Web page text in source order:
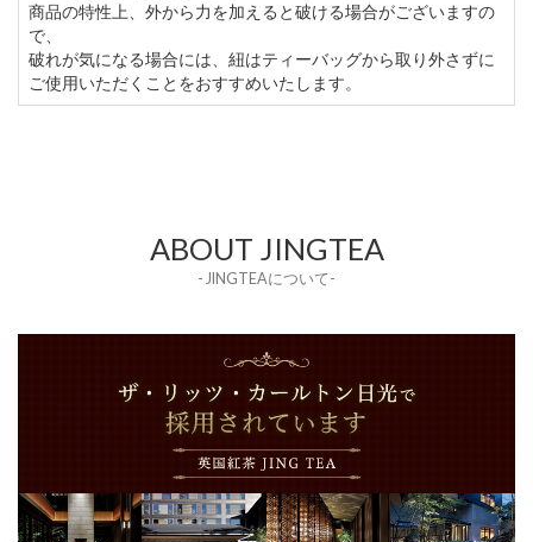
商品の特性上、外から力を加えると破ける場合がございますの
で、
破れが気になる場合には、紐はティーバッグから取り外さずに
ご使用いただくことをおすすめいたします。
ABOUT JINGTEA
- JINGTEAについて-